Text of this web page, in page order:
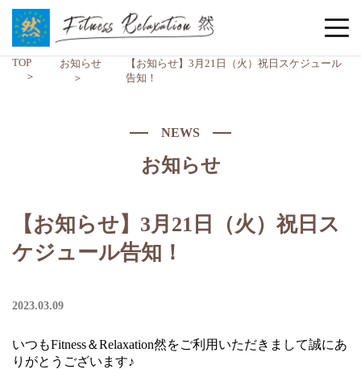
TOP お知らせ
【お知らせ】3月21日（火）祝日スケジュール
告知！
NEWS
お知らせ
【お知らせ】3月21日（火）祝日ス
ケジュール告知！
2023.03.09
いつもFitness＆Relaxation然をご利用いただきまして誠にあ
りがとうございます♪